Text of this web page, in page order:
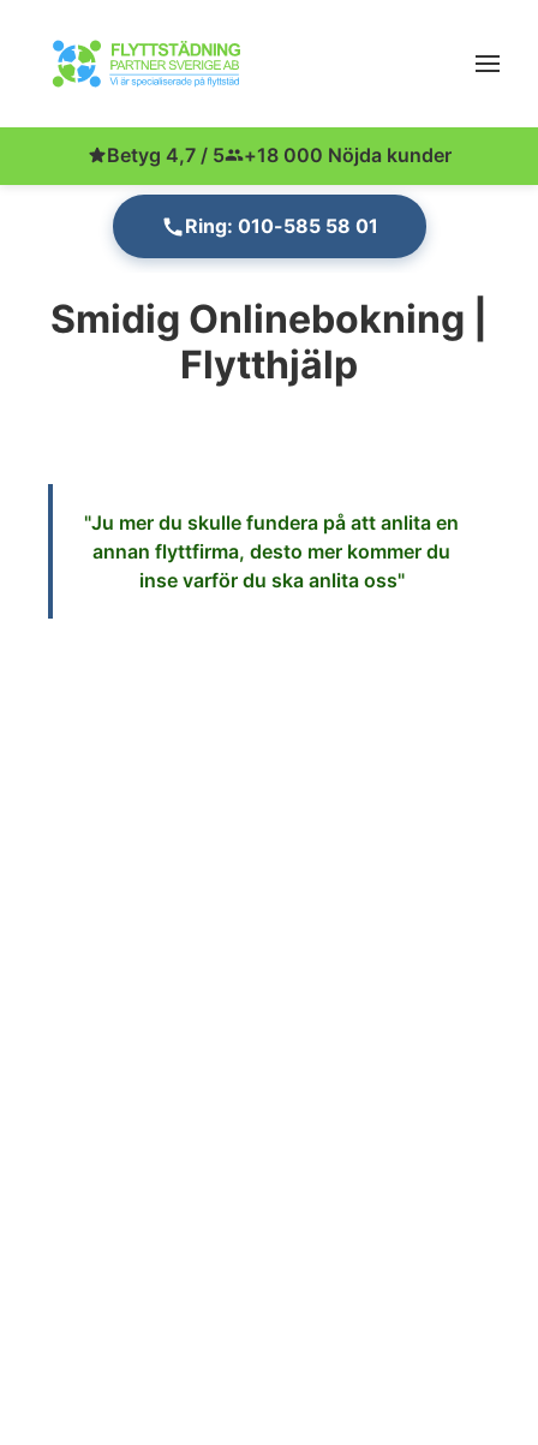
Betyg 4,7 / 5 +18 000 Nöjda kunder
Ring: 010-585 58 01
Smidig Onlinebokning |
Flytthjälp
"Ju mer du skulle fundera på att anlita en
annan flyttfirma, desto mer kommer du
inse varför du ska anlita oss"